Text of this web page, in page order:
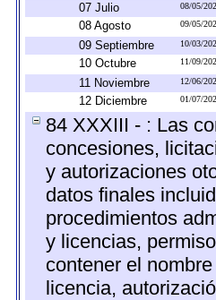
07 Julio 08/05/
08 Agosto 09/05/
09 Septiembre 10/03/
10 Octubre 11/09/
11 Noviembre 12/06/
12 Diciembre 01/07/
84 XXXIII - : Las
concesiones,
y autorizaciones
datos finales
procedimientos
y licencias,
contener el
licencia,